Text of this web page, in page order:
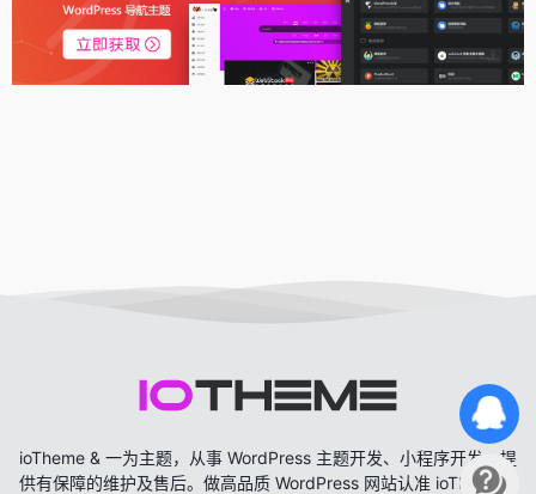
ioTheme & 一为主题，从事 WordPress 主题开发、小程序开发，提
供有保障的维护及售后。做高品质 WordPress 网站认准 ioTheme &